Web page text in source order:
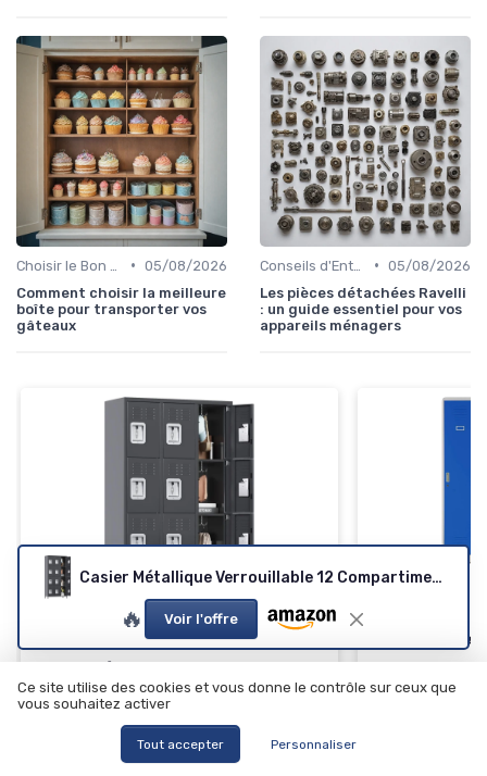
• 05/08/2026
Comment choisir la meilleure
boîte pour transporter vos
gâteaux
• 05/08/2026
Les pièces détachées Ravelli
: un guide essentiel pour vos
appareils ménagers
Compartiments
12 compartimentspour un rangement
poudre
Casier Métallique Verrouillable 12 Compartiments
🔥 Voir l'offre
Ce site utilise des cookies et vous donne le contrôle sur ceux que
vous souhaitez activer
Tout accepter Personnaliser